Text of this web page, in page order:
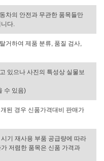
차의 안전과 무관한 품목들만
다.
거하여 제품 분류, 품질 검사,
있으나 사진의 특성상 실물보
수 있음)
된 경우 신품가격대비 판매가
기 재사용 부품 공급량에 따라
저렴한 품목은 신품 가격과